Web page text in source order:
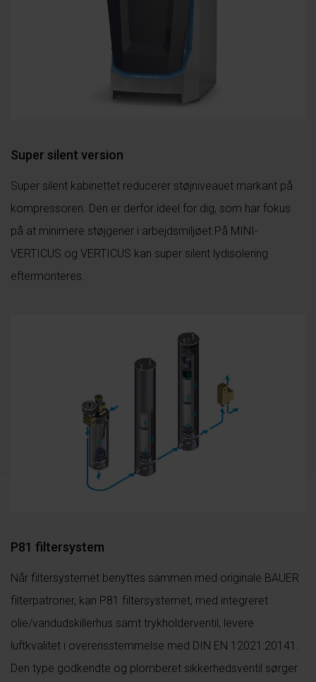
Super silent version
Super silent kabinettet reducerer støjniveauet markant på
kompressoren. Den er derfor ideel for dig, som har fokus
på at minimere støjgener i arbejdsmiljøet.På MINI-
VERTICUS og VERTICUS kan super silent lydisolering
eftermonteres.
P81 filtersystem
Når filtersystemet benyttes sammen med originale BAUER
filterpatroner, kan P81 filtersystemet, med integreret
olie/vandudskillerhus samt trykholderventil, levere
luftkvalitet i overensstemmelse med DIN EN 12021:20141.
Den type godkendte og plomberet sikkerhedsventil sørger